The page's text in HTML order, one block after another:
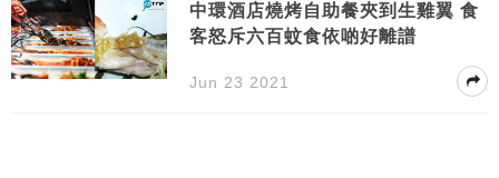
中環酒店燒烤自助餐夾到生雞翼 食
客怒斥六百蚊食依啲好離譜
Jun 23 2021